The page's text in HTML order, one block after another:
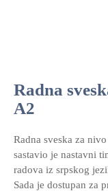
Radna
A2
Radna sveska za
sastavio je nastavni
radova iz srpskog
Sada je dostupan za